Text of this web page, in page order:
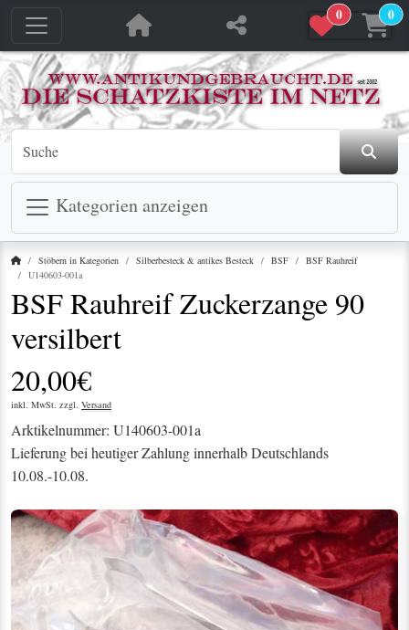
0 0
Kategorien anzeigen
StartseiteStöbern in Kategorien Silberbesteck & antikes Besteck BSF
BSF Rauhreif
U140603-001a
BSF Rauhreif Zuckerzange 90
versilbert
20,00€
inkl. MwSt. zzgl. Versand
Arktikelnummer: U140603-001a
Lieferung bei heutiger Zahlung innerhalb Deutschlands
10.08.-10.08.
jetzt in den Warenkorb
jetzt in den Warenkorb